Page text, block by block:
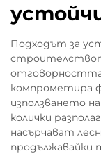
Подходът за
отговорността
компрометира
използването
колички
насърчават
продължавайки